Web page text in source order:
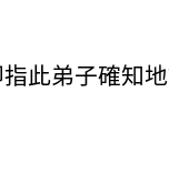
此弟子確知